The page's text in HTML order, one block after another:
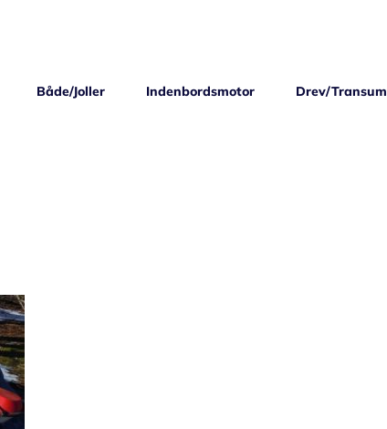
Både/Joller Indenbordsmotor Drev/Transum